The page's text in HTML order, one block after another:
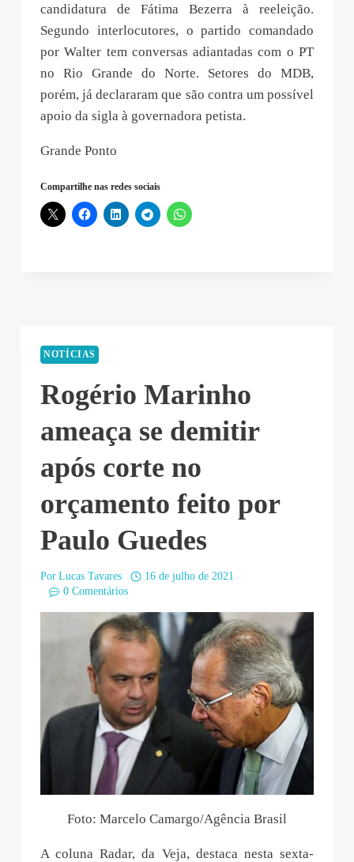
candidatura de Fátima Bezerra à reeleição.
Segundo interlocutores, o partido comandado
por Walter tem conversas adiantadas com o PT
no Rio Grande do Norte. Setores do MDB,
porém, já declararam que são contra um possível
apoio da sigla à governadora petista.
Grande Ponto
Compartilhe nas redes sociais
NOTÍCIAS
Rogério Marinho
ameaça se demitir
após corte no
orçamento feito por
Paulo Guedes
Por Lucas Tavares
16 de julho de 2021
0 Comentários
Foto: Marcelo Camargo/Agência Brasil
A coluna Radar, da Veja, destaca nesta sexta-